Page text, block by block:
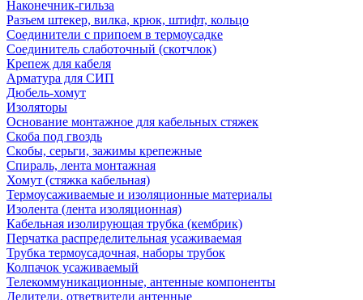
Наконечник-гильза
Разъем штекер, вилка, крюк, штифт, кольцо
Соединители с припоем в термоусадке
Соединитель слаботочный (скотчлок)
Крепеж для кабеля
Арматура для СИП
Дюбель-хомут
Изоляторы
Основание монтажное для кабельных стяжек
Скоба под гвоздь
Скобы, серьги, зажимы крепежные
Спираль, лента монтажная
Хомут (стяжка кабельная)
Термоусаживаемые и изоляционные материалы
Изолента (лента изоляционная)
Кабельная изолирующая трубка (кембрик)
Перчатка распределительная усаживаемая
Трубка термоусадочная, наборы трубок
Колпачок усаживаемый
Телекоммуникационные, антенные компоненты
Делители, ответвители антенные